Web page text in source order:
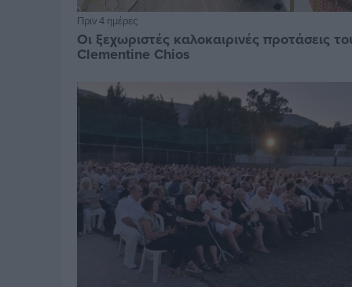
Πριν 4 ημέρες
Οι ξεχωριστές καλοκαιρινές προτάσεις
Clementine Chios